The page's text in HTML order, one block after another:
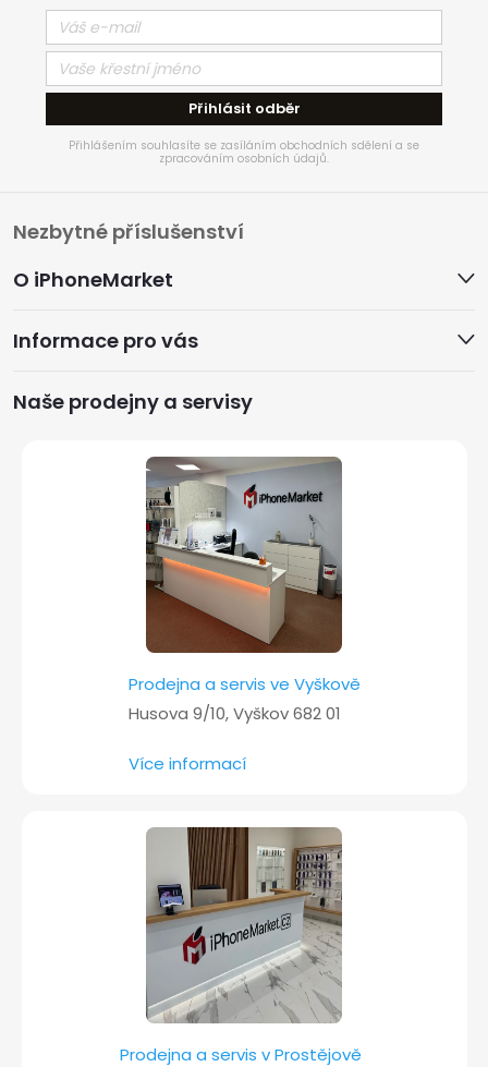
Přihlásit odběr
Přihlášením souhlasíte se zasíláním obchodních sdělení a se
zpracováním osobních údajů.
Z
á
p
a
O iPhoneMarket
Informace pro vás
Naše prodejny a servisy
Prodejna a servis ve Vyškově
Husova 9/10, Vyškov 682 01
Více informací
Prodejna a servis v Prostějově
Nezbytné příslušenství